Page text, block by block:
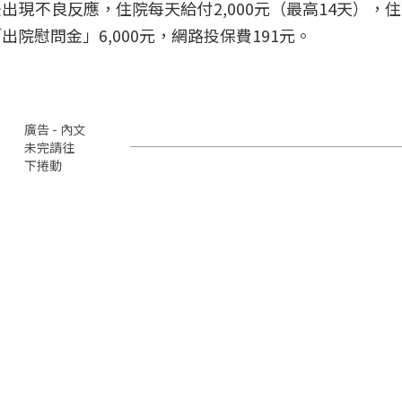
現不良反應，住院每天給付2,000元（最高14天），
院慰問金」6,000元，網路投保費191元。
廣告 - 內文
未完請往
下捲動